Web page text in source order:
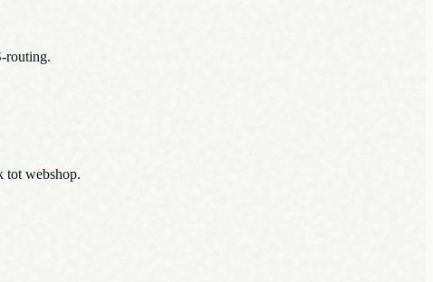
routing.
tot webshop.